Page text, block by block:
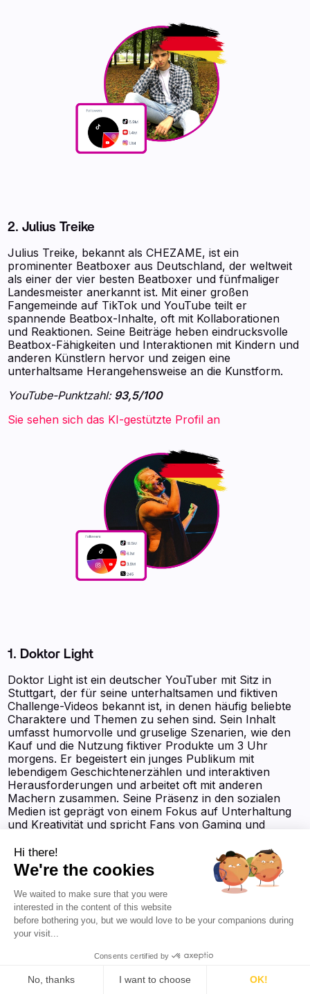
2. Julius Treike
Julius Treike, bekannt als CHEZAME, ist ein
prominenter Beatboxer aus Deutschland, der weltweit
als einer der vier besten Beatboxer und fünfmaliger
Landesmeister anerkannt ist. Mit einer großen
Fangemeinde auf TikTok und YouTube teilt er
spannende Beatbox-Inhalte, oft mit Kollaborationen
und Reaktionen. Seine Beiträge heben eindrucksvolle
Beatbox-Fähigkeiten und Interaktionen mit Kindern und
anderen Künstlern hervor und zeigen eine
unterhaltsame Herangehensweise an die Kunstform.
YouTube-Punktzahl:93,5/100
Sie sehen sich das KI-gestützte Profil an
1. Doktor Light
Doktor Light ist ein deutscher YouTuber mit Sitz in
Stuttgart, der für seine unterhaltsamen und fiktiven
Challenge-Videos bekannt ist, in denen häufig beliebte
Charaktere und Themen zu sehen sind. Sein Inhalt
umfasst humorvolle und gruselige Szenarien, wie den
Kauf und die Nutzung fiktiver Produkte um 3 Uhr
morgens. Er begeistert ein junges Publikum mit
lebendigem Geschichtenerzählen und interaktiven
Herausforderungen und arbeitet oft mit anderen
Machern zusammen. Seine Präsenz in den sozialen
Medien ist geprägt von einem Fokus auf Unterhaltung
und Kreativität und spricht Fans von Gaming und
YouTube-Punktzahl:
93,9/100
Sie sehen sich das KI-gestützte Profil an
Hi there!
We're the cookies
We waited to make sure that you were
interested in the content of this website
before bothering you, but we would love to be your companions during
your visit...
Consents certified by
No, thanks I want to choose OK!